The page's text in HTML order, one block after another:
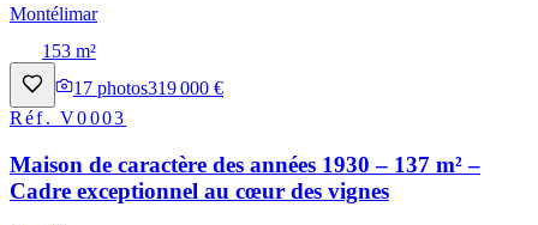
Montélimar
153 m²
17 photos319 000 €
Réf.V0003
Maison de caractère des années 1930 – 137 m² –
Cadre exceptionnel au cœur des vignes